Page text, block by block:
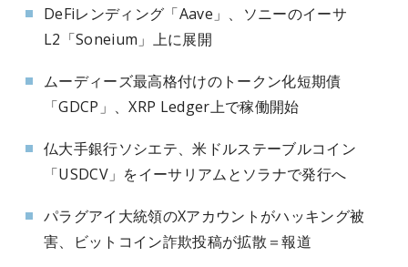
DeFiレンディング「Aave」、ソニーのイーサ
L2「Soneium」上に展開
ムーディーズ最高格付けのトークン化短期債
「GDCP」、XRP Ledger上で稼働開始
仏大手銀行ソシエテ、米ドルステーブルコイン
「USDCV」をイーサリアムとソラナで発行へ
パラグアイ大統領のXアカウントがハッキング被
害、ビットコイン詐欺投稿が拡散＝報道